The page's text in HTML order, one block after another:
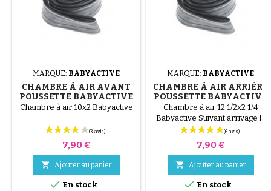
MARQUE: BABYACTIVE
CHAMBRE À AIR AVANT
POUSSETTE BABYACTIVE
TWINNI TRIPPY
Chambre à air 10x2 Babyactive
Prix
7,90 €
 Ajouter au panier
 En stock
MARQUE: BABYACTIVE
CHAMBRE À AIR ARRIÈRE
POUSSETTE BABYACTIVE
TWINNI TRIPPY
Chambre à air 12 1/2x2 1/4
Babyactive Suivant arrivage la
chambre à air peut etre de taille
203 )
Prix
7,90 €
 Ajouter au panier
 En stock